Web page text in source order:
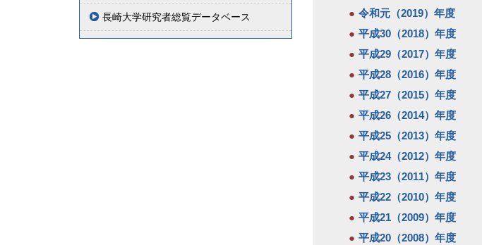
長崎大学研究者総覧データベース
令和元（2019）年度
平成30（2018）年度
平成29（2017）年度
平成28（2016）年度
平成27（2015）年度
平成26（2014）年度
平成25（2013）年度
平成24（2012）年度
平成23（2011）年度
平成22（2010）年度
平成21（2009）年度
平成20（2008）年度